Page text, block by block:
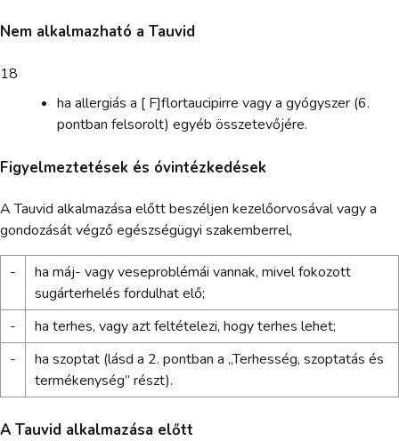
Nem alkalmazható a Tauvid
18
ha allergiás a [ F]flortaucipirre vagy a gyógyszer (6.
pontban felsorolt) egyéb összetevőjére.
Figyelmeztetések és óvintézkedések
A Tauvid alkalmazása előtt beszéljen kezelőorvosával vagy a
gondozását végző egészségügyi szakemberrel,
-
ha máj- vagy veseproblémái vannak, mivel fokozott
sugárterhelés fordulhat elő;
-
ha terhes, vagy azt feltételezi, hogy terhes lehet;
-
ha szoptat (lásd a 2. pontban a „Terhesség, szoptatás és
termékenység” részt).
A Tauvid alkalmazása előtt